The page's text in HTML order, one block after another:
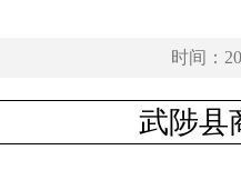
时间：
武陟县